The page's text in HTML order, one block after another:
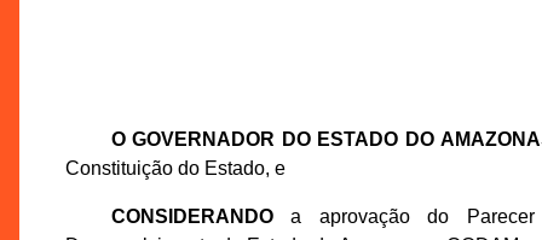
O GOVERNADOR DO ESTADO DO
Constituição do Estado, e
CONSIDERANDOa aprovação do Parecer